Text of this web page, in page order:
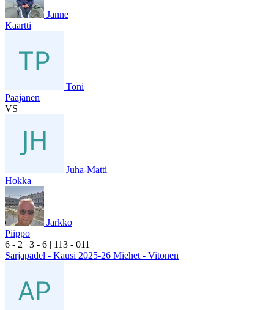
Janne
Kaartti
Toni
Paajanen
VS
Juha-Matti
Hokka
Jarkko
Piippo
6 - 2 | 3 - 6 | 113 - 011
Sarjapadel - Kausi 2025-26 Miehet - Vitonen